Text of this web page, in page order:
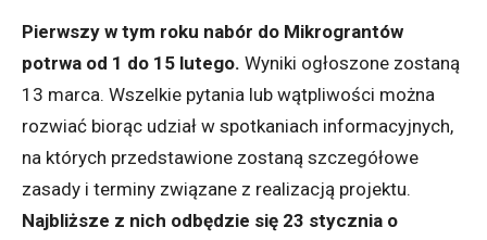
Pierwszy w tym roku nabór do Mikrograntów
potrwa od 1 do 15 lutego. Wyniki ogłoszone zostaną
13 marca. Wszelkie pytania lub wątpliwości można
rozwiać biorąc udział w spotkaniach informacyjnych,
na których przedstawione zostaną szczegółowe
zasady i terminy związane z realizacją projektu.
Najbliższe z nich odbędzie się 23 stycznia o